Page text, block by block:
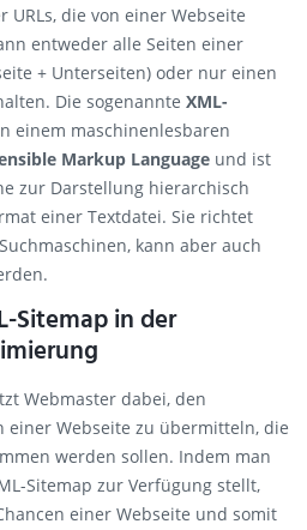
URLs, die von einer Webseite
entweder alle Seiten einer
+ Unterseiten) oder nur einen
Die sogenannte XML-
einem maschinenlesbaren
Markup Language und ist
zur Darstellung hierarchisch
einer Textdatei. Sie richtet
kann aber auch
Sitemap in der
Webmaster dabei, den
einer Webseite zu übermitteln, die
werden sollen. Indem man
Sitemap zur Verfügung stellt,
einer Webseite und somit